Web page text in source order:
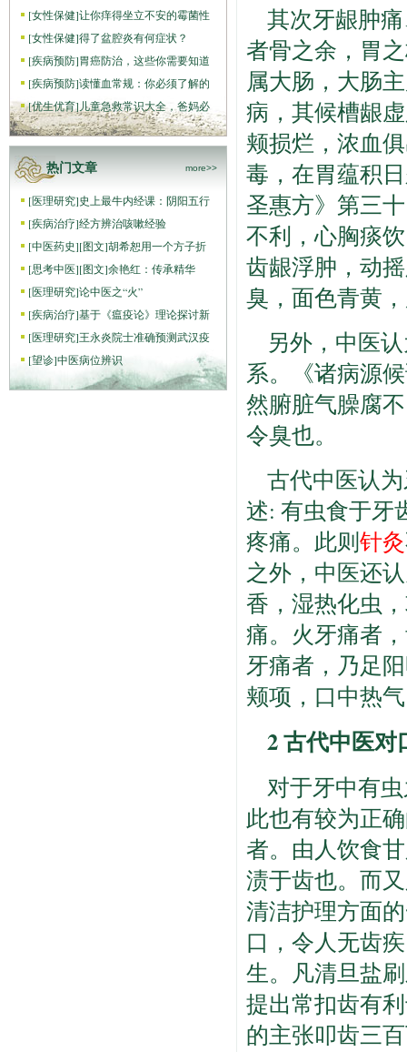
[女性保健]让你痒得坐立不安的霉菌性
[女性保健]得了盆腔炎有何症状？
[疾病预防]胃癌防治，这些你需要知道
[疾病预防]读懂血常规：你必须了解的
[优生优育] 儿童急救常识大全，爸妈必
热门文章 more>>
[医理研究]史上最牛内经课：阴阳五行
[疾病治疗]经方辨治咳嗽经验
[中医药史][图文]胡希恕用一个方子折
[思考中医][图文]余艳红：传承精华
[医理研究]论中医之“火”
[疾病治疗]基于《瘟疫论》理论探讨新
[医理研究]王永炎院士准确预测武汉疫
[望诊]中医病位辨识
其次牙龈肿
者骨之余，胃
属大肠，大肠
病，其候槽龈
颊损烂，浓血
毒，在胃蕴积
圣惠方》第三
不利，心胸痰
齿龈浮肿，动
臭，面色青黄
另外，中医
系。《诸病源
然腑脏气臊腐
令臭也。
古代中医认
述: 有虫食于牙
疼痛。此则针灸
之外，中医还
香，湿热化虫
痛。火牙痛者
牙痛者，乃足
颊项，口中热
2 古代中医
对于牙中有
此也有较为正
者。由人饮食
渍于齿也。而
清洁护理方面
口，令人无齿
生。凡清旦盐
提出常扣齿有
的主张叩齿三